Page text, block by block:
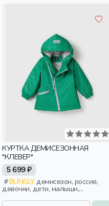
КУРТКА ДЕМИСЕЗОННАЯ
"КЛЕВЕР"
5 699 ₽
BUNGLYдемисезон, россия,
девочки, дети, малыши,